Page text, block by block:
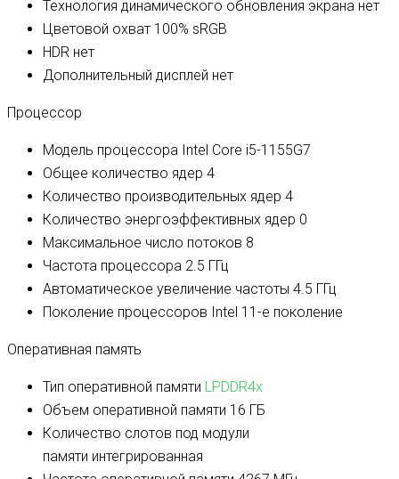
Технология динамического обновления экрана нет
Цветовой охват 100% sRGB
HDR нет
Дополнительный дисплей нет
Процессор
Модель процессора Intel Core i5-1155G7
Общее количество ядер 4
Количество производительных ядер 4
Количество энергоэффективных ядер 0
Максимальное число потоков 8
Частота процессора 2.5 ГГц
Автоматическое увеличение частоты 4.5 ГГц
Поколение процессоров Intel 11-е поколение
Оперативная память
Тип оперативной памяти LPDDR4x
Объем оперативной памяти 16 ГБ
Количество слотов под модули
памяти интегрированная